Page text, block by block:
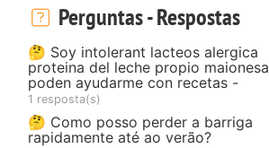
Perguntas - Respostas
🤔 Soy intolerant lacteos alergica
proteina del leche propio maionesa
poden ayudarme con recetas -
1 resposta(s)
🤔 Como posso perder a barriga
rapidamente até ao verão?